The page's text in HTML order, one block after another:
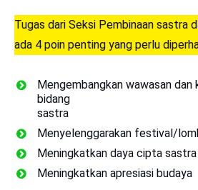
Tugas dari Seksi Pembinaan sastra
ada 4 poin penting yang perlu
Mengembangkan wawasan
bidang
sastra
Menyelenggarakan festival/
Meningkatkan daya cipta sastra
Meningkatkan apresiasi budaya